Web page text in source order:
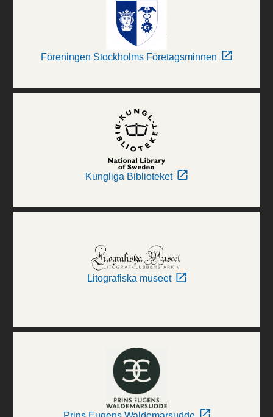
Föreningen Stockholms Företagsminnen
Kungliga Biblioteket
Litografiska museet